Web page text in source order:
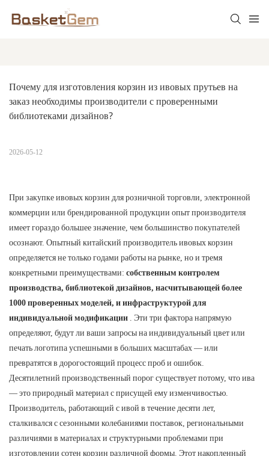
Почему для изготовления корзин из ивовых прутьев на
заказ необходимы производители с проверенными
библиотеками дизайнов?
2026-05-12
При закупке ивовых корзин для розничной торговли, электронной
коммерции или брендированной продукции опыт производителя
имеет гораздо большее значение, чем большинство покупателей
осознают. Опытный китайский производитель ивовых корзин
определяется не только годами работы на рынке, но и тремя
конкретными преимуществами: собственным контролем
производства, библиотекой дизайнов, насчитывающей более
1000 проверенных моделей, и инфраструктурой для
индивидуальной модификации . Эти три фактора напрямую
определяют, будут ли ваши запросы на индивидуальный цвет или
печать логотипа успешными в больших масштабах — или
превратятся в дорогостоящий процесс проб и ошибок.
Десятилетний производственный порог существует потому, что ива
— это природный материал с присущей ему изменчивостью.
Производитель, работающий с ивой в течение десяти лет,
сталкивался с сезонными колебаниями поставок, региональными
различиями в материалах и структурными проблемами при
изготовлении сотен корзин различной формы. Этот накопленный